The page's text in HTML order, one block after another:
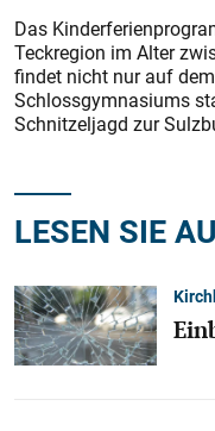
Das
Teckregion im Alter
findet nicht nur auf
Schlossgymnasiums
Schnitzeljagd zur
LESEN SIE